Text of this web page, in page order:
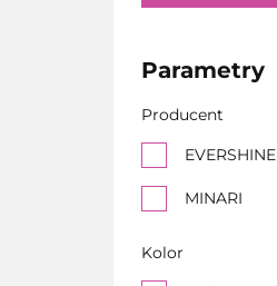
Parametry
Producent
EVERSHINE
MINARI
Kolor